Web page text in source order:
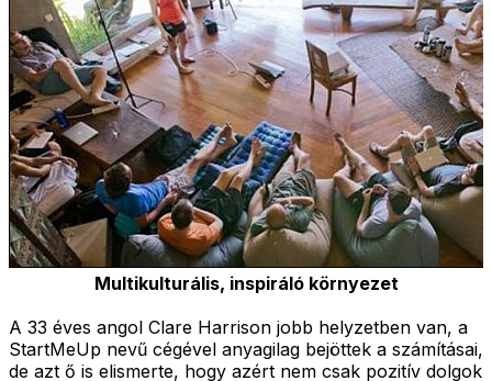
Multikulturális, inspiráló környezet
A 33 éves angol Clare Harrison jobb helyzetben van, a
StartMeUp nevű cégével anyagilag bejöttek a számításai,
de azt ő is elismerte, hogy azért nem csak pozitív dolgok